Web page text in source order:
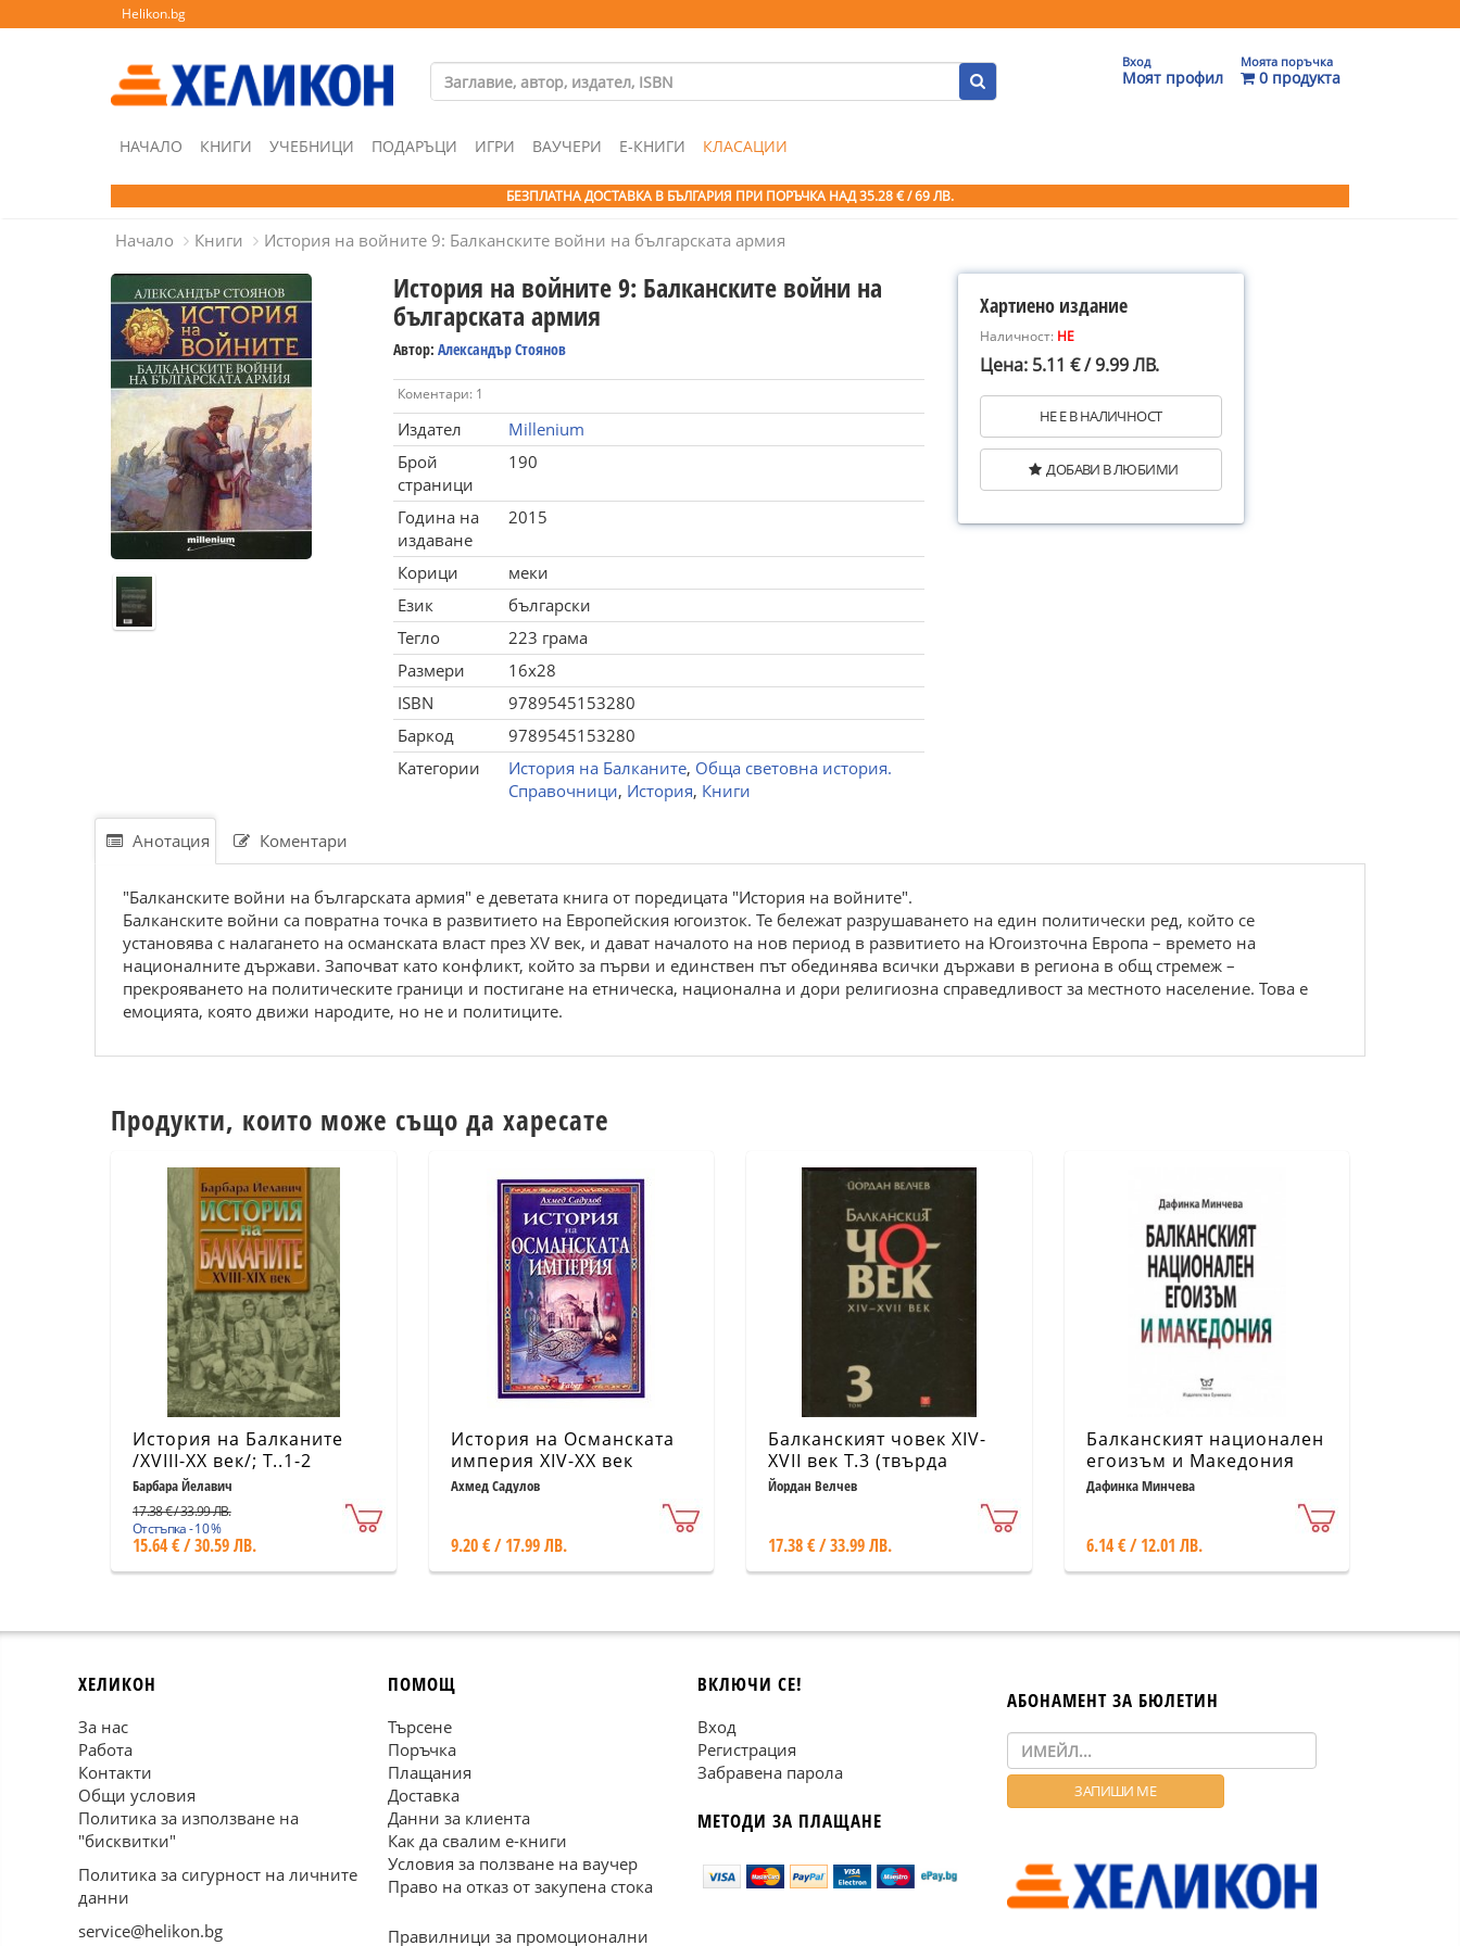
Helikon.bg
Вход
Моят профил
Моята поръчка
0 продукта
НАЧАЛО КНИГИ УЧЕБНИЦИ ПОДАРЪЦИ ИГРИ ВАУЧЕРИ Е-КНИГИ КЛАСАЦИИ
БЕЗПЛАТНА ДОСТАВКА В БЪЛГАРИЯ ПРИ ПОРЪЧКА НАД 35.28 € / 69 ЛВ.
Начало Книги История на войните 9: Балканските войни на българската армия
История на войните 9: Балканските войни на
българската армия
Автор: Александър Стоянов
Коментари: 1
Издател
Millenium
Брой
страници
190
Година на
издаване
2015
Корици
меки
Език
български
Тегло
223 грама
Размери
16x28
ISBN
9789545153280
Баркод
9789545153280
Категории
История на Балканите, Обща световна история.
Справочници, История, Книги
Хартиено издание
Наличност: НЕ
Цена: 5.11 € / 9.99 ЛВ.
НЕ Е В НАЛИЧНОСТ
ДОБАВИ В ЛЮБИМИ
Анотация Коментари
"Балканските войни на българската армия" е деветата книга от поредицата "История на войните".
Балканските войни са повратна точка в развитието на Европейския югоизток. Те бележат разрушаването на един политически ред, който се
установява с налагането на османската власт през XV век, и дават началото на нов период в развитието на Югоизточна Европа – времето на
националните държави. Започват като конфликт, който за първи и единствен път обединява всички държави в региона в общ стремеж –
прекрояването на политическите граници и постигане на етническа, национална и дори религиозна справедливост за местното население. Това е
емоцията, която движи народите, но не и политиците.
Продукти, които може също да харесате
История на Балканите
/XVIII-XX век/; Т..1-2
Барбара Йелавич
17.38 € / 33.99 ЛВ.
Отстъпка - 10 %
15.64 € / 30.59 ЛВ.
История на Османската
империя XIV-XX век
Ахмед Садулов
9.20 € / 17.99 ЛВ.
Балканският човек XIV-
XVII век Т.3 (твърда
ковица)
Йордан Велчев
17.38 € / 33.99 ЛВ.
Балканският национален
егоизъм и Македония
Дафинка Минчева
6.14 € / 12.01 ЛВ.
ХЕЛИКОН
За нас
Работа
Контакти
Общи условия
Политика за използване на
"бисквитки"
Политика за сигурност на личните
данни
service@helikon.bg
ПОМОЩ
Търсене
Поръчка
Плащания
Доставка
Данни за клиента
Как да свалим е-книги
Условия за ползване на ваучер
Право на отказ от закупена стока
Правилници за промоционални
ВКЛЮЧИ СЕ!
Вход
Регистрация
Забравена парола
МЕТОДИ ЗА ПЛАЩАНЕ
АБОНАМЕНТ ЗА БЮЛЕТИН